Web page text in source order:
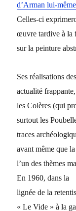
d’Arman lui-
Celles-ci
œuvre tardive à la
sur la peinture
Ses réalisations
actualité
les Colères (qui
surtout les
traces
avant même que
l’un des thèmes
En 1960, dans la
lignée de la
« Le Vide » à la